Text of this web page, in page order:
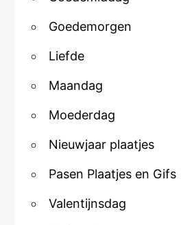
Goedemorgen
Liefde
Maandag
Moederdag
Nieuwjaar plaatjes
Pasen Plaatjes en Gifs
Valentijnsdag